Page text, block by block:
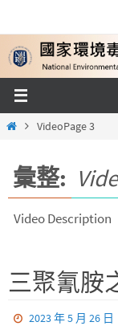
content
HomeVideoPage 3
彙整:
Video Description
三聚氰胺
2023 年 5 月 26 日